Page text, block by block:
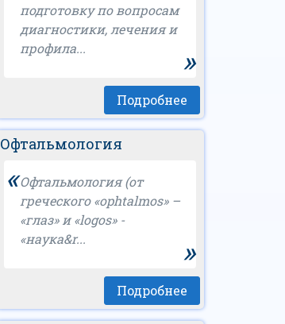
подготовку по вопросам
диагностики, лечения и
профила...
»
Подробнее
Офтальмология
«Офтальмология (от
греческого «ophtalmos» –
«глаз» и «logos» -
«наука&r...
»
Подробнее